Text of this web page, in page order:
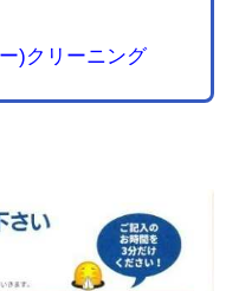
)クリーニング